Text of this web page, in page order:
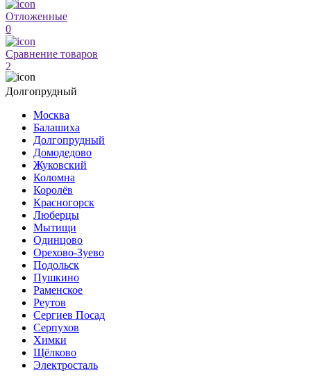
Отложенные
0
Сравнение товаров
2
Долгопрудный
Москва
Балашиха
Долгопрудный
Домодедово
Жуковский
Коломна
Королёв
Красногорск
Люберцы
Мытищи
Одинцово
Орехово-Зуево
Подольск
Пушкино
Раменское
Реутов
Сергиев Посад
Серпухов
Химки
Щёлково
Электросталь